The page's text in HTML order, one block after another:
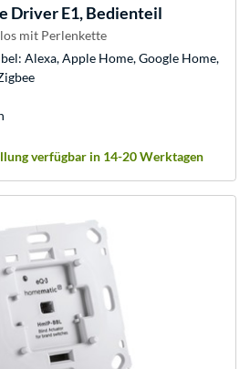
Driver E1, Bedienteil
mit Perlenkette
Alexa, Apple Home, Google Home,
verfügbar in 14-20 Werktagen